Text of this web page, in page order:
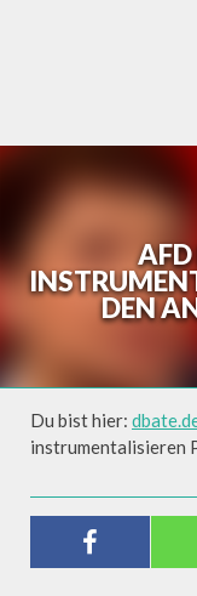
AFD
DEN
Du bist hier:
instrumentalisieren
AFD BIS